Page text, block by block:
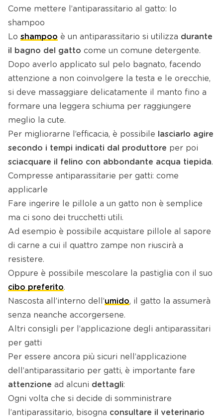
Come mettere l’antiparassitario al gatto: lo
shampoo
Lo shampoo è un antiparassitario si utilizza durante
il bagno del gatto come un comune detergente.
Dopo averlo applicato sul pelo bagnato, facendo
attenzione a non coinvolgere la testa e le orecchie,
si deve massaggiare delicatamente il manto fino a
formare una leggera schiuma per raggiungere
meglio la cute.
Per migliorarne l’efficacia, è possibile
lasciarlo agire
secondo i tempi indicati dal produttore per poi
sciacquare il felino con abbondante acqua tiepida.
Compresse antiparassitarie per gatti: come
applicarle
Fare ingerire le pillole a un gatto non è semplice
ma ci sono dei trucchetti utili.
Ad esempio è possibile acquistare pillole al sapore
di carne a cui il quattro zampe non riuscirà a
resistere.
Oppure è possibile mescolare la pastiglia con il suo
cibo preferito.
Nascosta all’interno dell’umido, il gatto la assumerà
senza neanche accorgersene.
Altri consigli per l’applicazione degli antiparassitari
per gatti
Per essere ancora più sicuri nell’applicazione
dell’antiparassitario per gatti, è importante fare
attenzione ad alcuni dettagli:
Ogni volta che si decide di somministrare
l’antiparassitario, bisogna consultare il veterinario